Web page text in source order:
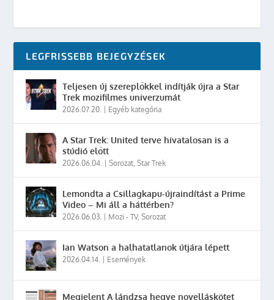
LEGFRISSEBB BEJEGYZÉSEK
Teljesen új szereplőkkel indítják újra a Star
Trek mozifilmes univerzumát
2026.07.20. | Egyéb kategória
A Star Trek: United terve hivatalosan is a
stúdió előtt
2026.06.04. |Sorozat ,Star Trek
Lemondta a Csillagkapu-újraindítást a Prime
Video – Mi áll a háttérben?
2026.06.03. | Mozi - TV,Sorozat
Ian Watson a halhatatlanok útjára lépett
2026.04.14. | Események
Megjelent A lándzsa hegye novelláskötet